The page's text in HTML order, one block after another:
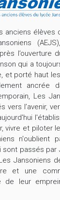
anciens élèves
l’ouverture
qui a
et porté haut
ancrée
Les
vers l’avenir,
vivre et piloter
n'oublient
passés par
Jansoniens
et une
de leur